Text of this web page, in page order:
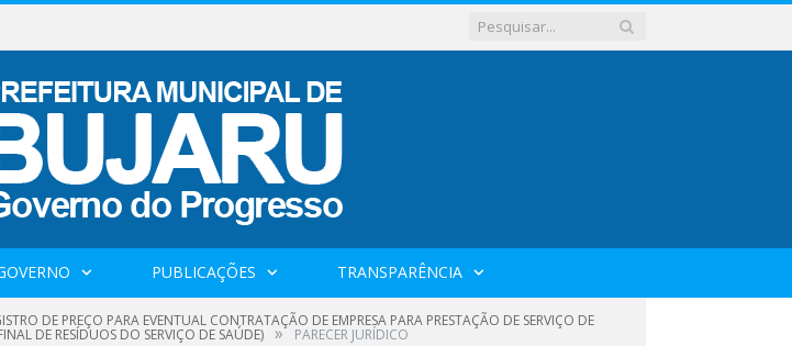
PUBLICAÇÕES TRANSPARÊNCIA
DE PREÇO PARA EVENTUAL CONTRATAÇÃO DE EMPRESA PARA PRESTAÇÃO DE SERVIÇO DE
DE RESÍDUOS DO SERVIÇO DE SAÚDE) » PARECER JURÍDICO